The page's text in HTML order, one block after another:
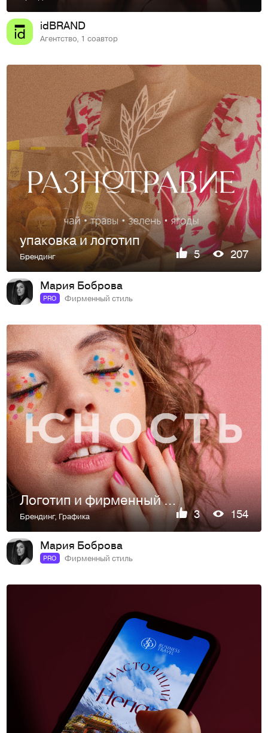
idBRAND
Агентство, 1 соавтор
упаковка и логотип
Брендинг 5 207
Мария Боброва
PRO Фирменный стиль
Логотип и фирменный стиль
Брендинг, Графика 3 154
Мария Боброва
PRO Фирменный стиль